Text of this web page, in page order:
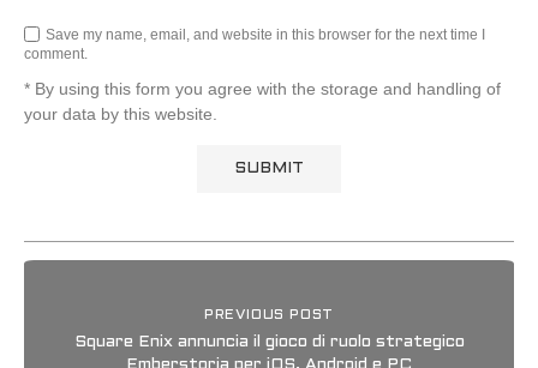
Save my name, email, and website in this browser for the next time I
comment.
* By using this form you agree with the storage and handling of
your data by this website.
PREVIOUS POST
Square Enix annuncia il gioco di ruolo strategico
Emberstoria per iOS, Android e PC